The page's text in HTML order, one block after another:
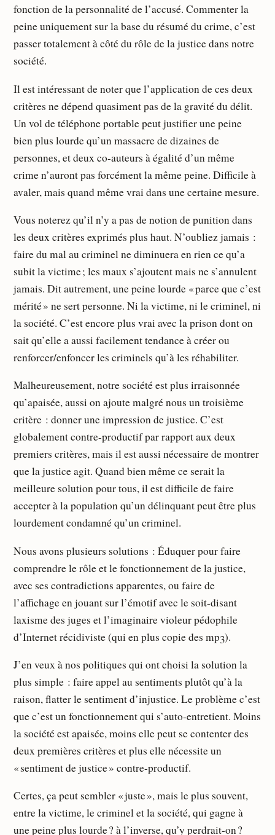
fonction de la personnalité de l’accusé. Commenter la
peine uniquement sur la base du résumé du crime, c’est
passer totalement à côté du rôle de la justice dans notre
société.
Il est intéressant de noter que l’application de ces deux
critères ne dépend quasiment pas de la gravité du délit.
Un vol de téléphone portable peut justifier une peine
bien plus lourde qu’un massacre de dizaines de
personnes, et deux co-auteurs à égalité d’un même
crime n’auront pas forcément la même peine. Difficile à
avaler, mais quand même vrai dans une certaine mesure.
Vous noterez qu’il n’y a pas de notion de punition dans
les deux critères exprimés plus haut. N’oubliez jamais :
faire du mal au criminel ne diminuera en rien ce qu’a
subit la victime ; les maux s’ajoutent mais ne s’annulent
jamais. Dit autrement, une peine lourde « parce que c’est
mérité » ne sert personne. Ni la victime, ni le criminel, ni
la société. C’est encore plus vrai avec la prison dont on
sait qu’elle a aussi facilement tendance à créer ou
renforcer/enfoncer les criminels qu’à les réhabiliter.
Malheureusement, notre société est plus irraisonnée
qu’apaisée, aussi on ajoute malgré nous un troisième
critère : donner une impression de justice. C’est
globalement contre-productif par rapport aux deux
premiers critères, mais il est aussi nécessaire de montrer
que la justice agit. Quand bien même ce serait la
meilleure solution pour tous, il est difficile de faire
accepter à la population qu’un délinquant peut être plus
lourdement condamné qu’un criminel.
Nous avons plusieurs solutions : Éduquer pour faire
comprendre le rôle et le fonctionnement de la justice,
avec ses contradictions apparentes, ou faire de
l’affichage en jouant sur l’émotif avec le soit-disant
laxisme des juges et l’imaginaire violeur pédophile
d’Internet récidiviste (qui en plus copie des mp3).
J’en veux à nos politiques qui ont choisi la solution la
plus simple : faire appel au sentiments plutôt qu’à la
raison, flatter le sentiment d’injustice. Le problème c’est
que c’est un fonctionnement qui s’auto-entretient. Moins
la société est apaisée, moins elle peut se contenter des
deux premières critères et plus elle nécessite un
« sentiment de justice » contre-productif.
Certes, ça peut sembler « juste », mais le plus souvent,
entre la victime, le criminel et la société, qui gagne à
une peine plus lourde ? à l’inverse, qu’y perdrait-on ?